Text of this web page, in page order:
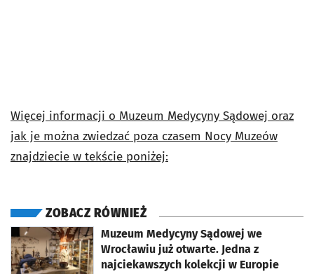
Więcej informacji o Muzeum Medycyny Sądowej oraz
jak je można zwiedzać poza czasem Nocy Muzeów
znajdziecie w tekście poniżej:
ZOBACZ RÓWNIEŻ
Muzeum Medycyny Sądowej we
Wrocławiu już otwarte. Jedna z
najciekawszych kolekcji w Europie
otworzy się w nowej karcie